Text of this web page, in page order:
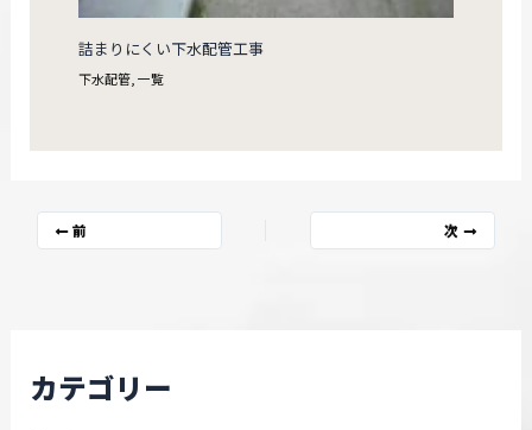
詰まりにくい下水配管工事
下水配管 ,一覧
前 次
カテゴリー